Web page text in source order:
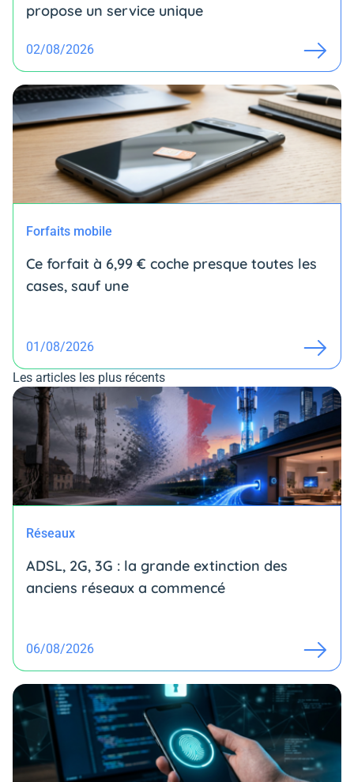
propose un service unique
02/08/2026
Forfaits mobile
Ce forfait à 6,99 € coche presque toutes les
cases, sauf une
01/08/2026
Les articles les plus récents
Réseaux
ADSL, 2G, 3G : la grande extinction des
anciens réseaux a commencé
06/08/2026